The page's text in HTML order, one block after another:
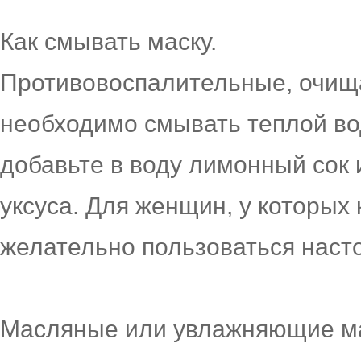
Как смывать маску.
Противовоспалительные,
необходимо смывать теплой
добавьте в воду лимонный
уксуса. Для женщин, у
желательно пользоваться
Масляные или увлажняющие